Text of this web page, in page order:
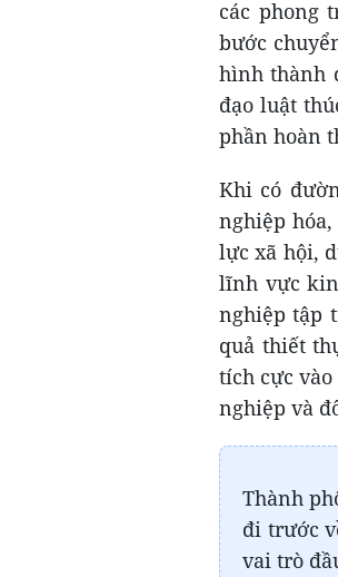
các phong
bước
hình thành
đạo luật
phần hoàn
Khi có
nghiệp
lực xã hội,
lĩnh vực
nghiệp tập
quả thiết
tích cực
nghiệp và
Thành
đi trước
vai trò